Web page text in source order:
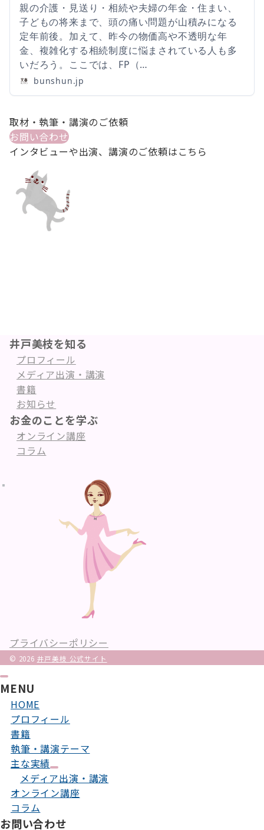
親の介護・見送り・相続や夫婦の年金・住まい、
子どもの将来まで、頭の痛い問題が山積みになる
定年前後。加えて、昨今の物価高や不透明な年
金、複雑化する相続制度に悩まされている人も多
いだろう。ここでは、FP（…
bunshun.jp
取材・執筆・講演のご依頼
お問い合わせ
インタビューや出演、講演のご依頼はこちら
井戸美枝を知る
プロフィール
メディア出演・講演
書籍
お知らせ
お金のことを学ぶ
オンライン講座
コラム
プライバシーポリシー
© 2026 井戸美枝 公式サイト
MENU
HOME
プロフィール
書籍
執筆・講演テーマ
主な実績
メディア出演・講演
オンライン講座
コラム
お問い合わせ